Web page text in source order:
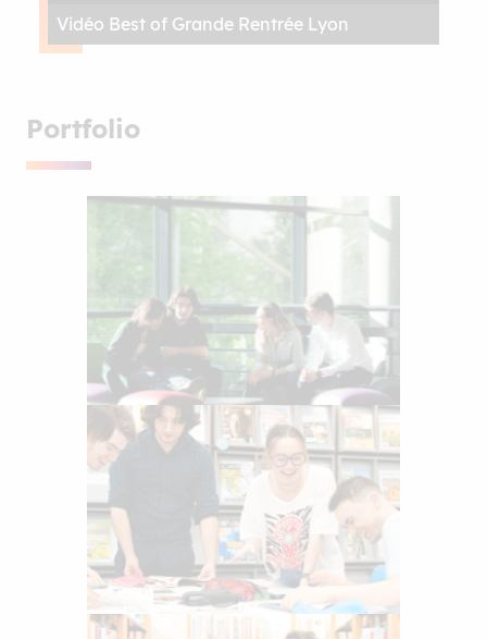
Vidéo Best of Grande Rentrée Lyon
Portfolio